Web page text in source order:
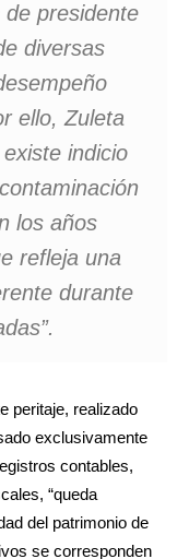
presidente
diversas
ello, Zuleta
indicio
los años
refleja una
durante
peritaje, realizado
exclusivamente
contables,
“queda
del patrimonio de
se corresponden